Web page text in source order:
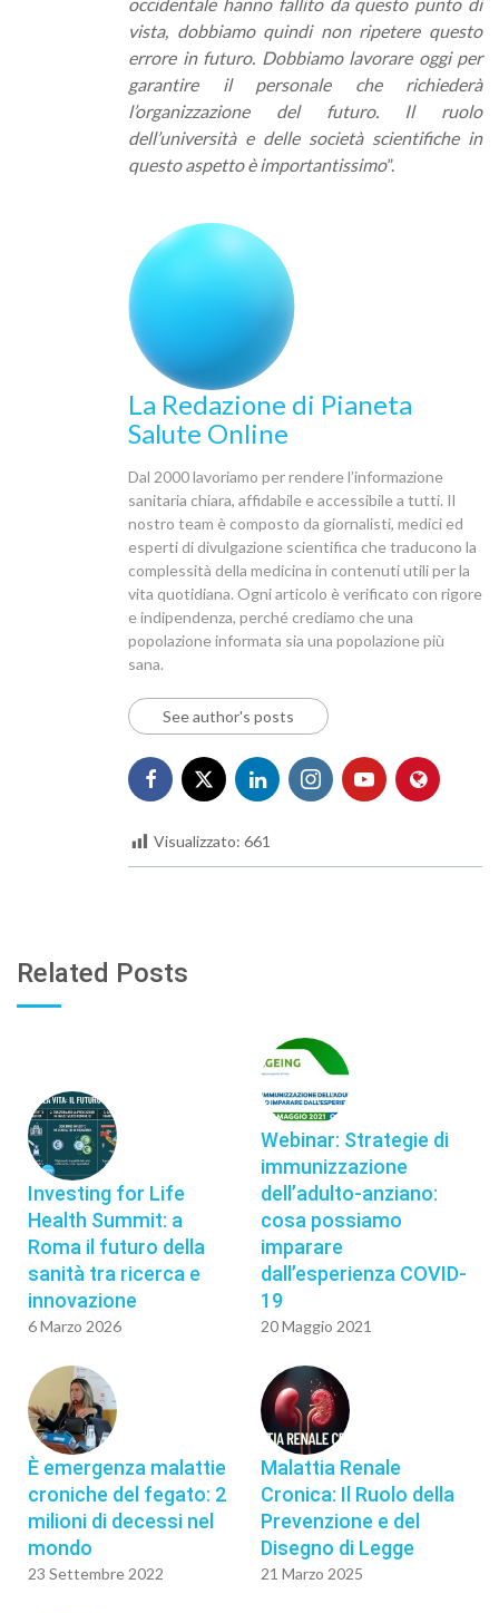
vista, dobbiamo quindi non ripetere questo
errore in futuro. Dobbiamo lavorare oggi per
garantire il personale che richiederà
l’organizzazione del futuro. Il ruolo
dell’università e delle società scientifiche in
questo aspetto è importantissimo”.
La Redazione di Pianeta
Salute Online
Dal 2000 lavoriamo per rendere l’informazione
sanitaria chiara, affidabile e accessibile a tutti. Il
nostro team è composto da giornalisti, medici ed
esperti di divulgazione scientifica che traducono la
complessità della medicina in contenuti utili per la
vita quotidiana. Ogni articolo è verificato con rigore
e indipendenza, perché crediamo che una
popolazione informata sia una popolazione più
sana.
See author's posts
Visualizzato: 661
Related Posts
Investing for Life
Health Summit: a
Roma il futuro della
sanità tra ricerca e
innovazione
6 Marzo 2026
Webinar: Strategie di
immunizzazione
dell’adulto-anziano:
cosa possiamo
imparare
dall’esperienza COVID-
19
20 Maggio 2021
È emergenza malattie
croniche del fegato: 2
milioni di decessi nel
mondo
23 Settembre 2022
Malattia Renale
Cronica: Il Ruolo della
Prevenzione e del
Disegno di Legge
21 Marzo 2025